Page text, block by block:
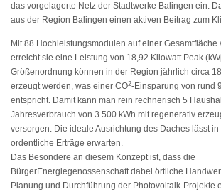
das vorgelagerte Netz der Stadtwerke Balingen ein.
aus der Region Balingen einen aktiven Beitrag zum
Mit 88 Hochleistungsmodulen auf einer Gesamtfläche
erreicht sie eine Leistung von 18,92 Kilowatt Peak
Größenordnung können in der Region jährlich circa
erzeugt werden, was einer CO2-Einsparung von rund
entspricht. Damit kann man rein rechnerisch 5
Jahresverbrauch von 3.500 kWh mit regenerativ
versorgen. Die ideale Ausrichtung des Daches lässt
ordentliche Erträge erwarten.
Das Besondere an diesem Konzept ist, dass die
BürgerEnergiegenossenschaft dabei örtliche
Planung und Durchführung der Photovoltaik-Projekte